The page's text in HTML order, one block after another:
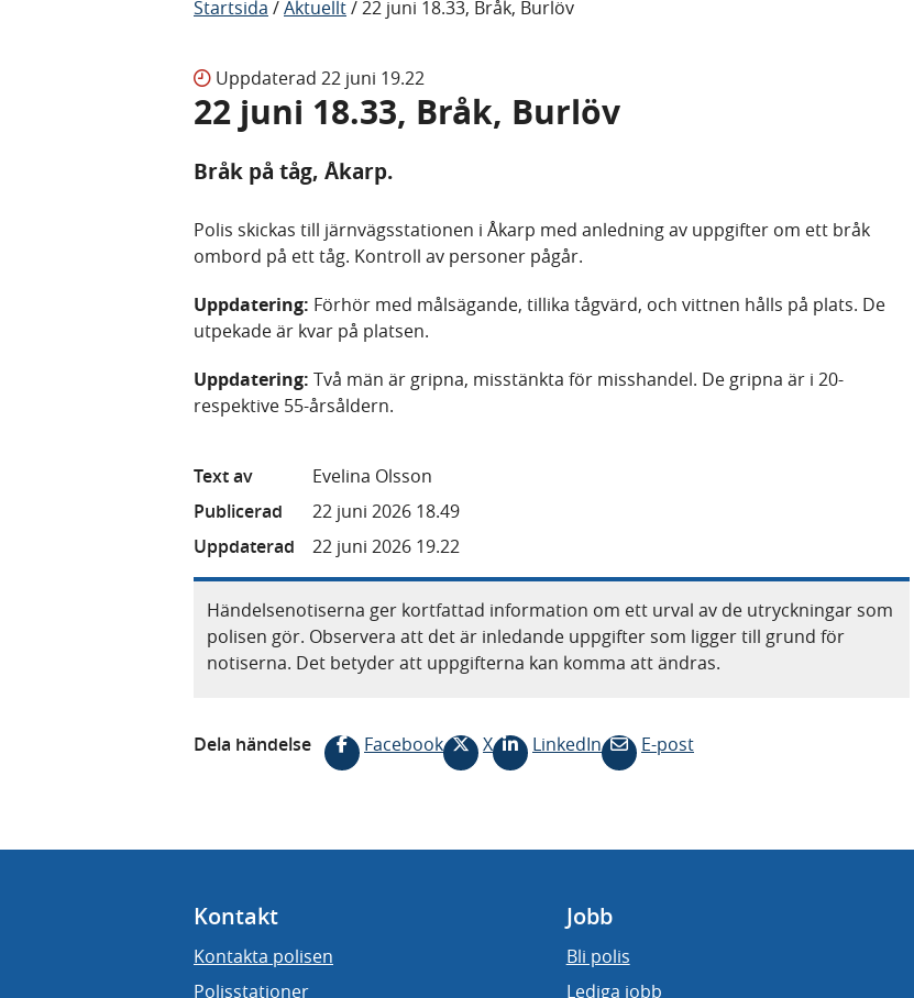
Startsida /Aktuellt/22 juni 18.33, Bråk, Burlöv
Uppdaterad 22 juni 19.22
22 juni 18.33, Bråk, Burlöv
Bråk på tåg, Åkarp.
Polis skickas till järnvägsstationen i Åkarp med anledning av uppgifter om ett bråk
ombord på ett tåg. Kontroll av personer pågår.
Uppdatering: Förhör med målsägande, tillika tågvärd, och vittnen hålls på plats. De
utpekade är kvar på platsen.
Uppdatering: Två män är gripna, misstänkta för misshandel. De gripna är i 20-
respektive 55-årsåldern.
Text av
Evelina Olsson
Publicerad
22 juni 2026 18.49
Uppdaterad
22 juni 2026 19.22
Händelsenotiserna ger kortfattad information om ett urval av de utryckningar som
polisen gör. Observera att det är inledande uppgifter som ligger till grund för
notiserna. Det betyder att uppgifterna kan komma att ändras.
Dela händelse Facebook X LinkedIn E-post
Kontakt
Kontakta polisen
Polisstationer
Jobb
Bli polis
Lediga jobb